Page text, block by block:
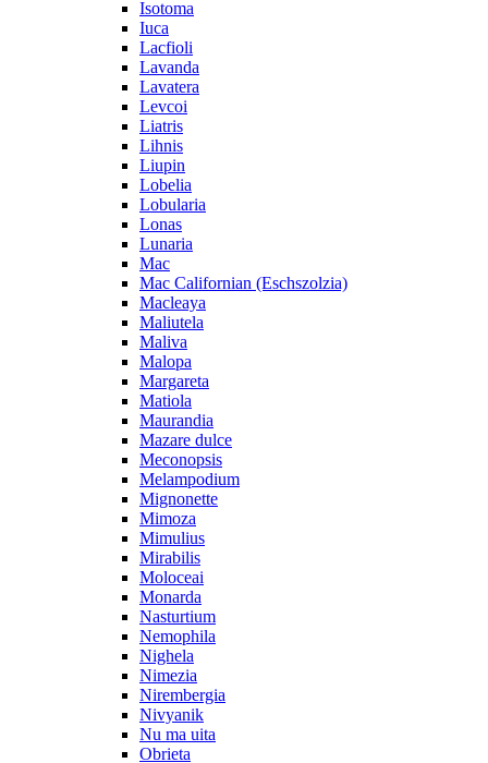
Isotoma
Iuca
Lacfioli
Lavanda
Lavatera
Levcoi
Liatris
Lihnis
Liupin
Lobelia
Lobularia
Lonas
Lunaria
Mac
Mac Californian (Eschszolzia)
Macleaya
Maliutela
Maliva
Malopa
Margareta
Matiola
Maurandia
Mazare dulce
Meconopsis
Melampodium
Mignonette
Mimoza
Mimulius
Mirabilis
Moloceai
Monarda
Nasturtium
Nemophila
Nighela
Nimezia
Nirembergia
Nivyanik
Nu ma uita
Obrieta